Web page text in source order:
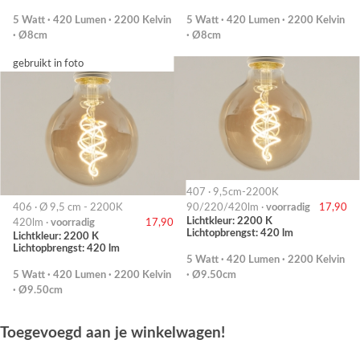
5 Watt · 420 Lumen · 2200 Kelvin
· Ø8cm
5 Watt · 420 Lumen · 2200 Kelvin
· Ø8cm
gebruikt in foto
406 · Ø 9,5 cm - 2200K
420lm · voorradig
17,90
Lichtkleur: 2200 K
Lichtopbrengst: 420 lm
5 Watt · 420 Lumen · 2200 Kelvin
· Ø9.50cm
407 · 9,5cm-2200K
90/220/420lm · voorradig
17,90
Lichtkleur: 2200 K
Lichtopbrengst: 420 lm
5 Watt · 420 Lumen · 2200 Kelvin
· Ø9.50cm
Toegevoegd aan je winkelwagen!